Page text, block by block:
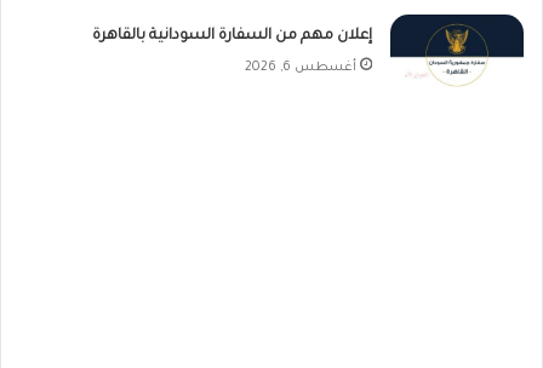
إعلان مهم من السفارة السودانية بالقاهرة
أغسطس 6, 2026